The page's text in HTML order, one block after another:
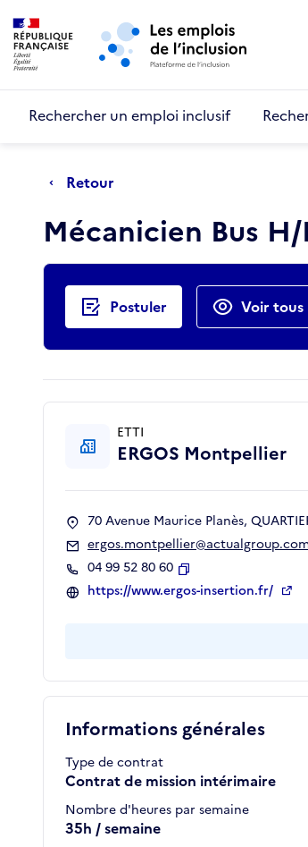
Aller au menu principal
Rechercher un emploi inclusif
Retour
Mécanicien Bus H/
Actions rapides
Postuler Voir tous
Informations générales
Type de contrat
Contrat de mission intérimaire
Nombre d'heures par semaine
35h / semaine
ETTI
ERGOS Montpellier
70 Avenue Maurice Planès,
ergos.montpellier@actualgroup.com
04 99 52 80 60
Copier
https://www.ergos-insertion.fr/